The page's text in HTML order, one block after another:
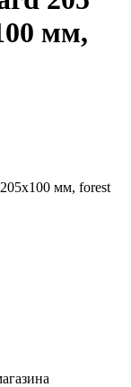
мм,
мм, forest